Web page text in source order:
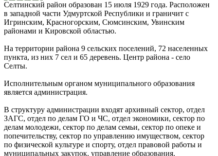
Селтинский район образован 15 июля 1929 года. Расположен
в западной части Удмуртской Республики и граничит с
Игринским, Красногорским, Сюмсинским, Увинским
районами и Кировской областью.
На территории района 9 сельских поселений, 72 населенных
пункта, из них 7 сел и 65 деревень. Центр района - село
Селты.
Исполнительным органом муниципального образования
является администрация.
В структуру администрации входят архивный сектор, отдел
ЗАГС, отдел по делам ГО и ЧС, отдел экономики, сектор по
делам молодежи, сектор по делам семьи, сектор по опеке и
попечительству, сектор по управлению имуществом, сектор
по физической культуре и спорту, отдел правовой работы и
муниципальных закупок, управление образования,